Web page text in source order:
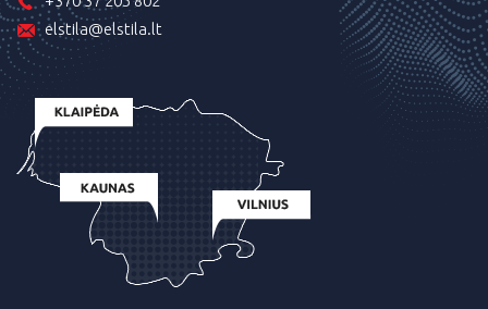
elstila@elstila.lt